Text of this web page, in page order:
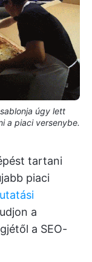
úgy lett
a piaci versenybe.
tartani
piaci
a
a SEO-